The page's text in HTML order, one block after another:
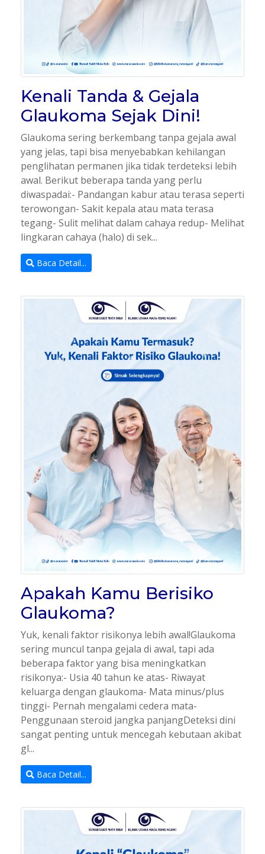
Kenali Tanda & Gejala
Glaukoma Sejak Dini!
Glaukoma sering berkembang tanpa gejala awal
yang jelas, tapi bisa menyebabkan kehilangan
penglihatan permanen jika tidak terdeteksi lebih
awal. Berikut beberapa tanda yang perlu
diwaspadai:- Pandangan kabur atau terasa seperti
terowongan- Sakit kepala atau mata terasa
tegang- Sulit melihat dalam cahaya redup- Melihat
lingkaran cahaya (halo) di sek...
Baca Detail...
Apakah Kamu Berisiko
Glaukoma?
Yuk, kenali faktor risikonya lebih awal!Glaukoma
sering muncul tanpa gejala di awal, tapi ada
beberapa faktor yang bisa meningkatkan
risikonya:- Usia 40 tahun ke atas- Riwayat
keluarga dengan glaukoma- Mata minus/plus
tinggi- Pernah mengalami cedera mata-
Penggunaan steroid jangka panjangDeteksi dini
sangat penting untuk mencegah kebutaan akibat
gl...
Baca Detail...